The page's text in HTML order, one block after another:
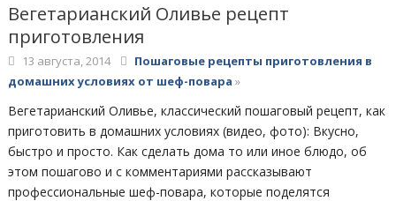
Вегетарианский Оливье рецепт
приготовления
13 августа, 2014
Пошаговые рецепты приготовления в
домашних условиях от шеф-повара »
Вегетарианский Оливье, классический пошаговый рецепт, как
приготовить в домашних условиях (видео, фото): Вкусно,
быстро и просто. Как сделать дома то или иное блюдо, об
этом пошагово и с комментариями рассказывают
профессиональные шеф-повара, которые поделятся